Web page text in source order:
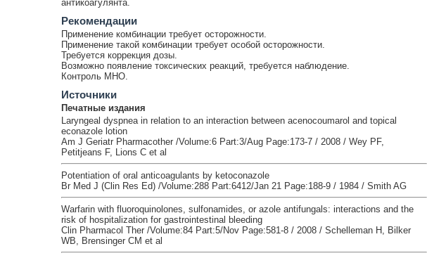
антикоагулянта.
Рекомендации
Применение комбинации требует осторожности.
Применение такой комбинации требует особой осторожности.
Требуется коррекция дозы.
Возможно появление токсических реакций, требуется наблюдение.
Контроль МНО.
Источники
Печатные издания
Laryngeal dyspnea in relation to an interaction between acenocoumarol and topical
econazole lotion
Am J Geriatr Pharmacother /Volume:6 Part:3/Aug Page:173-7 / 2008 / Wey PF,
Petitjeans F, Lions C et al
Potentiation of oral anticoagulants by ketoconazole
Br Med J (Clin Res Ed) /Volume:288 Part:6412/Jan 21 Page:188-9 / 1984 / Smith AG
Warfarin with fluoroquinolones, sulfonamides, or azole antifungals: interactions and the
risk of hospitalization for gastrointestinal bleeding
Clin Pharmacol Ther /Volume:84 Part:5/Nov Page:581-8 / 2008 / Schelleman H, Bilker
WB, Brensinger CM et al